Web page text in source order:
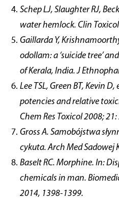
Schep LJ, Slaughter RJ,
water hemlock. Clin
Gaillarda Y,
odollam: a ‘suicide tree’
of Kerala, India. J
Lee TSL, Green BT, Kevin
potencies and relative
Chem Res Toxicol 2008;
Gross A. Samobójstwa
cykuta. Arch Med Sadowej
Baselt RC. Morphine. In:
chemicals in man.
2014, 1398-1399.